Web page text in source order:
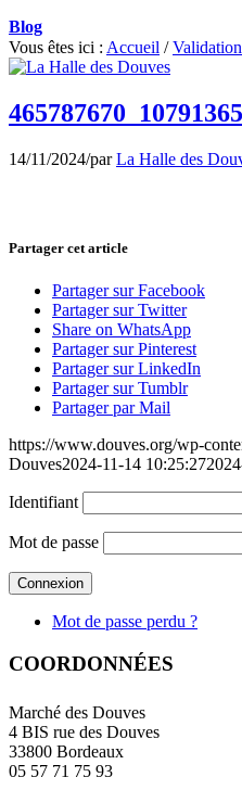
Blog
Vous êtes ici : Accueil /
14/11/2024/parLa Halle des
Partager cet article
Partager sur Facebook
Partager sur Twitter
Share on WhatsApp
Partager sur Pinterest
Partager sur LinkedIn
Partager sur Tumblr
Partager par Mail
https://www.douves.org/wp-
Douves2024-11-14 10:25:27
Identifiant
Mot de passe
Mot de passe perdu ?
COORDONNÉES
Marché des Douves
4 BIS rue des Douves
33800 Bordeaux
05 57 71 75 93